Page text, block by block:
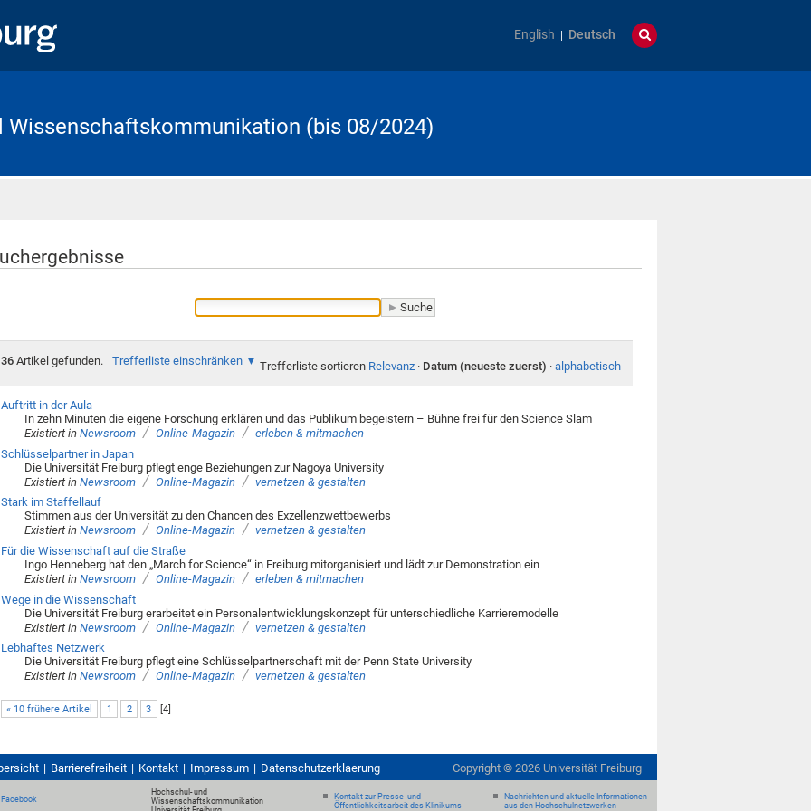
English Deutsch
Wissenschaftskommunikation (bis 08/2024)
36Artikel gefunden. Trefferliste einschränken Trefferliste sortieren Relevanz · Datum (neueste zuerst) · alphabetisch
Auftritt in der Aula
In zehn Minuten die eigene Forschung erklären und das Publikum begeistern – Bühne frei für den Science Slam
Existiert in Newsroom / Online-Magazin / erleben & mitmachen
Schlüsselpartner in Japan
Die Universität Freiburg pflegt enge Beziehungen zur Nagoya University
Existiert in Newsroom / Online-Magazin / vernetzen & gestalten
Stark im Staffellauf
Stimmen aus der Universität zu den Chancen des Exzellenzwettbewerbs
Existiert in Newsroom / Online-Magazin / vernetzen & gestalten
Für die Wissenschaft auf die Straße
Ingo Henneberg hat den „March for Science“ in Freiburg mitorganisiert und lädt zur Demonstration ein
Existiert in Newsroom / Online-Magazin / erleben & mitmachen
Wege in die Wissenschaft
Die Universität Freiburg erarbeitet ein Personalentwicklungskonzept für unterschiedliche Karrieremodelle
Existiert in Newsroom / Online-Magazin / vernetzen & gestalten
Lebhaftes Netzwerk
Die Universität Freiburg pflegt eine Schlüsselpartnerschaft mit der Penn State University
Existiert in Newsroom / Online-Magazin / vernetzen & gestalten
« 10 frühere Artikel 1 2 3 [4]
Barrierefreiheit Kontakt Impressum Datenschutzerklaerung Copyright © 2026 Universität Freiburg
Facebook
Hochschul- und
Wissenschaftskommunikation
Kontakt zur Presse- und
Öffentlichkeitsarbeit des Klinikums
Nachrichten und aktuelle Informationen
aus den Hochschulnetzwerken